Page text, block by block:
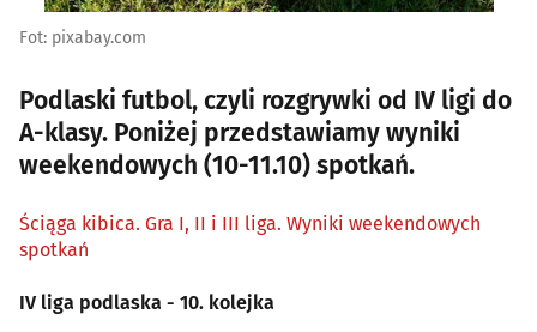
Fot: pixabay.com
Podlaski futbol, czyli rozgrywki od IV ligi do
A-klasy. Poniżej przedstawiamy wyniki
weekendowych (10-11.10) spotkań.
Ściąga kibica. Gra I, II i III liga. Wyniki weekendowych
spotkań
IV liga podlaska - 10. kolejka